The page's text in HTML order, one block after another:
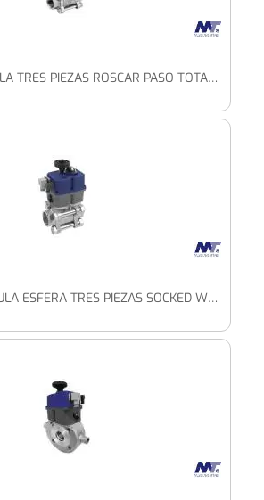
5320912 VÁLVULA TRES PIEZAS ROSCAR PASO TOTAL CON PLETINA ISO Y ACTUADOR ELÉCTRICO BAJO VOLTAJE
53091120 VÁLVULA ESFERA TRES PIEZAS SOCKED WELD PASO TOTAL CON PLETINA ISO Y ACTUADOR ELÉCTRICO ALTO VOLTAJE